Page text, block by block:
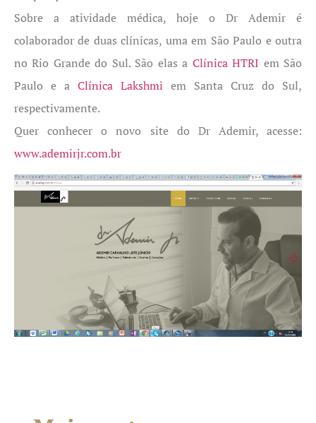
Sobre a atividade médica, hoje o Dr Ademir é
colaborador de duas clínicas, uma em São Paulo e outra
no Rio Grande do Sul. São elas a Clínica HTRI em São
Paulo e a Clínica Lakshmi em Santa Cruz do Sul,
respectivamente.
Quer conhecer o novo site do Dr Ademir, acesse:
www.ademirjr.com.br